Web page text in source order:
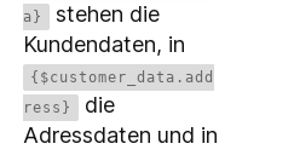
a}
stehen die
Kundendaten, in
{$customer_data.add
ress}
die
Adressdaten und in